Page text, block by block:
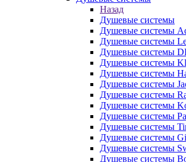
Назад
Душевые системы
Душевые системы
Душевые системы
Душевые системы
Душевые системы
Душевые системы
Душевые системы
Душевые системы
Душевые системы
Душевые системы
Душевые системы
Душевые системы
Душевые системы
Душевые системы